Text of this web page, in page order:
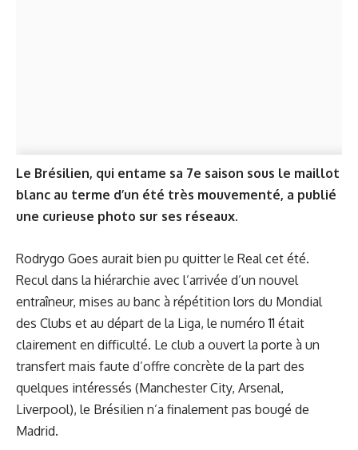
Le Brésilien, qui entame sa 7e saison sous le maillot
blanc au terme d’un été très mouvementé, a publié
une curieuse photo sur ses réseaux.
Rodrygo Goes aurait bien pu quitter le Real cet été.
Recul dans la hiérarchie avec l’arrivée d’un nouvel
entraîneur, mises au banc à répétition lors du Mondial
des Clubs et au départ de la Liga, le numéro 11 était
clairement en difficulté. Le club a ouvert la porte à un
transfert mais faute d’offre concrète de la part des
quelques intéressés (Manchester City, Arsenal,
Liverpool), le Brésilien n’a finalement pas bougé de
Madrid.